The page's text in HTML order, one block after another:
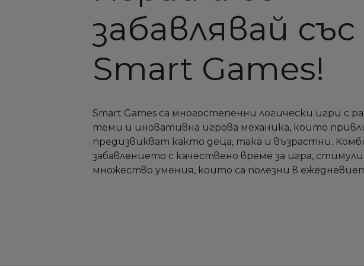
забавлявай със
Smart Games!
Smart Games са многостепенни логически игри с
теми и иновативна игрова механика, които
предизвикват както деца, така и възрастни.
забавлението с качествено време за игра,
множество умения, които са полезни в